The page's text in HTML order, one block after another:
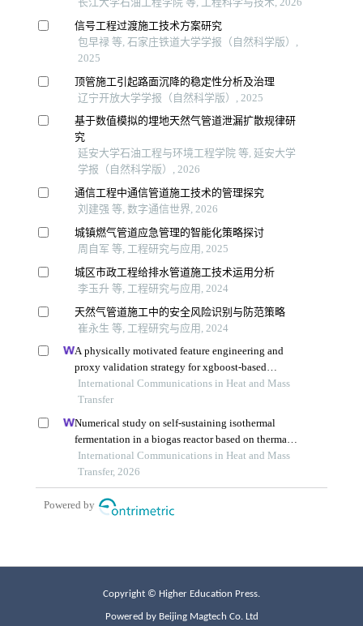
Copyright © Higher Education Press.
Powered by Beijing Magtech Co. Ltd